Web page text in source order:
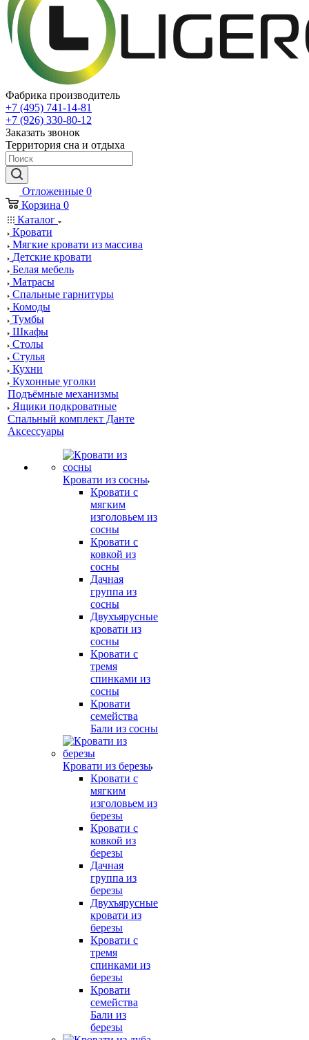
Фабрика производитель
+7 (495) 741-14-81
+7 (926) 330-80-12
Заказать звонок
Территория сна и отдыха
Отложенные 0
Корзина 0
Каталог
Кровати
Мягкие кровати из массива
Детские кровати
Белая мебель
Матрасы
Спальные гарнитуры
Комоды
Тумбы
Шкафы
Столы
Стулья
Кухни
Кухонные уголки
Подъёмные механизмы
Ящики подкроватные
Спальный комплект Данте
Аксессуары
Кровати из сосны
Кровати с
мягким
изголовьем из
сосны
Кровати с
ковкой из
сосны
Дачная
группа из
сосны
Двухъярусные
кровати из
сосны
Кровати с
тремя
спинками из
сосны
Кровати
семейства
Бали из сосны
Кровати из березы
Кровати с
мягким
изголовьем из
березы
Кровати с
ковкой из
березы
Дачная
группа из
березы
Двухъярусные
кровати из
березы
Кровати с
тремя
спинками из
березы
Кровати
семейства
Бали из
березы